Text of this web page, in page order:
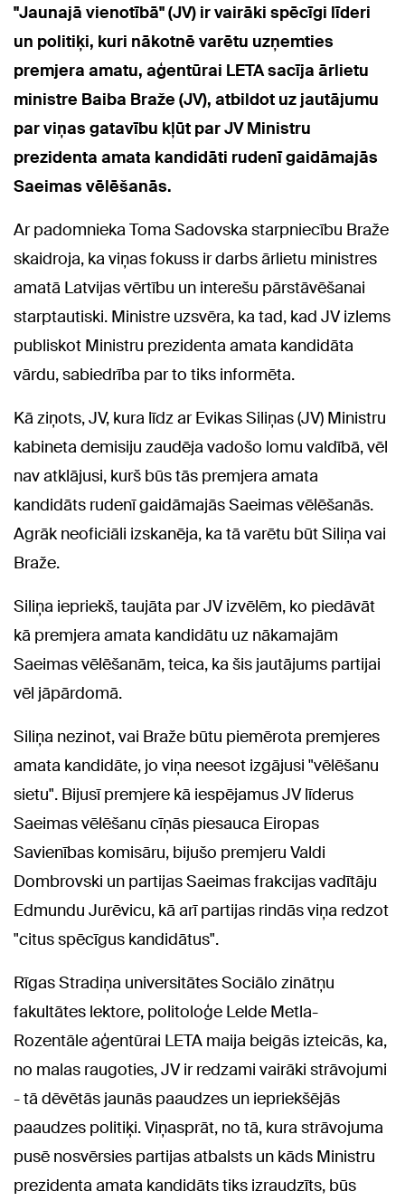
"Jaunajā vienotībā" (JV) ir vairāki spēcīgi līderi
un politiķi, kuri nākotnē varētu uzņemties
premjera amatu, aģentūrai LETA sacīja ārlietu
ministre Baiba Braže (JV), atbildot uz jautājumu
par viņas gatavību kļūt par JV Ministru
prezidenta amata kandidāti rudenī gaidāmajās
Saeimas vēlēšanās.
Ar padomnieka Toma Sadovska starpniecību Braže
skaidroja, ka viņas fokuss ir darbs ārlietu ministres
amatā Latvijas vērtību un interešu pārstāvēšanai
starptautiski. Ministre uzsvēra, ka tad, kad JV izlems
publiskot Ministru prezidenta amata kandidāta
vārdu, sabiedrība par to tiks informēta.
Kā ziņots, JV, kura līdz ar Evikas Siliņas (JV) Ministru
kabineta demisiju zaudēja vadošo lomu valdībā, vēl
nav atklājusi, kurš būs tās premjera amata
kandidāts rudenī gaidāmajās Saeimas vēlēšanās.
Agrāk neoficiāli izskanēja, ka tā varētu būt Siliņa vai
Braže.
Siliņa iepriekš, taujāta par JV izvēlēm, ko piedāvāt
kā premjera amata kandidātu uz nākamajām
Saeimas vēlēšanām, teica, ka šis jautājums partijai
vēl jāpārdomā.
Siliņa nezinot, vai Braže būtu piemērota premjeres
amata kandidāte, jo viņa neesot izgājusi "vēlēšanu
sietu". Bijusī premjere kā iespējamus JV līderus
Saeimas vēlēšanu cīņās piesauca Eiropas
Savienības komisāru, bijušo premjeru Valdi
Dombrovski un partijas Saeimas frakcijas vadītāju
Edmundu Jurēvicu, kā arī partijas rindās viņa redzot
"citus spēcīgus kandidātus".
Rīgas Stradiņa universitātes Sociālo zinātņu
fakultātes lektore, politoloģe Lelde Metla-
Rozentāle aģentūrai LETA maija beigās izteicās, ka,
no malas raugoties, JV ir redzami vairāki strāvojumi
- tā dēvētās jaunās paaudzes un iepriekšējās
paaudzes politiķi. Viņasprāt, no tā, kura strāvojuma
pusē nosvērsies partijas atbalsts un kāds Ministru
prezidenta amata kandidāts tiks izraudzīts, būs